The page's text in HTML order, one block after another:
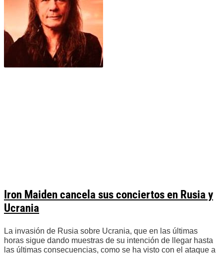
Iron Maiden cancela sus conciertos en Rusia y
Ucrania
La invasión de Rusia sobre Ucrania, que en las últimas
horas sigue dando muestras de su intención de llegar hasta
las últimas consecuencias, como se ha visto con el ataque a